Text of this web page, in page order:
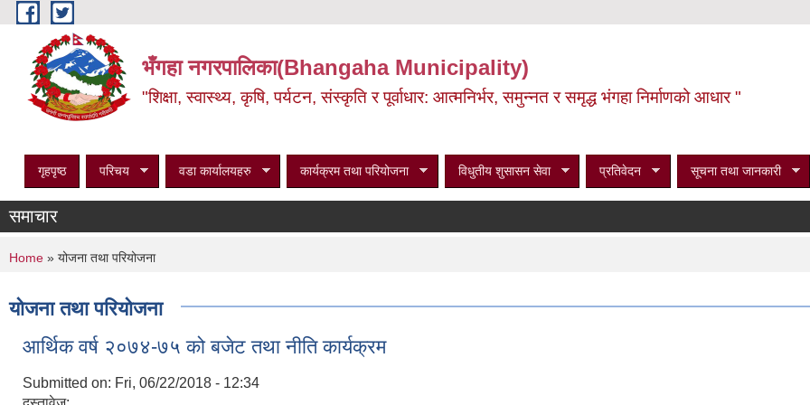
Skip to main content
भँगहा नगरपालिका(Bhangaha Municipality)
"शिक्षा, स्वास्थ्य, कृषि, पर्यटन, संस्कृति र पूर्वाधार: आत्मनिर्भर, समुन्नत र समृद्ध भंगहा निर्माणको आधार "
गृहपृष्ठ परिचय वडा कार्यालयहरु कार्यक्रम तथा परियोजना विधुतीय शुसासन सेवा प्रतिवेदन सूचना तथा जानकारी
समाचार
You are here
Home » योजना तथा परियोजना
योजना तथा परियोजना
आर्थिक वर्ष २०७४-७५ को बजेट तथा नीति कार्यक्रम
Submitted on: Fri, 06/22/2018 - 12:34